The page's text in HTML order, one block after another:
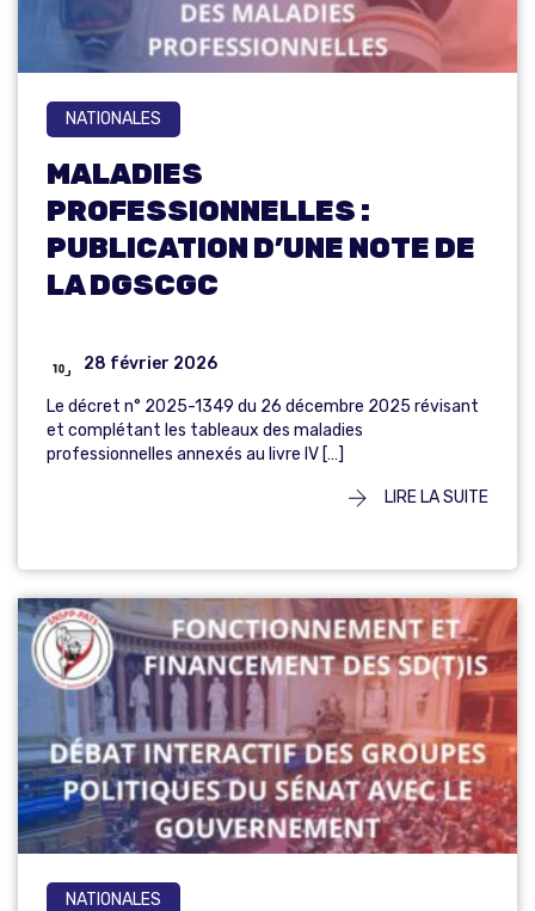
NATIONALES
MALADIES
PROFESSIONNELLES :
PUBLICATION D’UNE NOTE DE
LA DGSCGC
28 février 2026
Le décret n° 2025-1349 du 26 décembre 2025 révisant
et complétant les tableaux des maladies
professionnelles annexés au livre IV […]
LIRE LA SUITE
NATIONALES